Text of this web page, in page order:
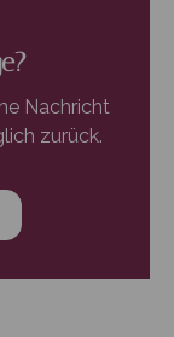
Nachricht
zurück.